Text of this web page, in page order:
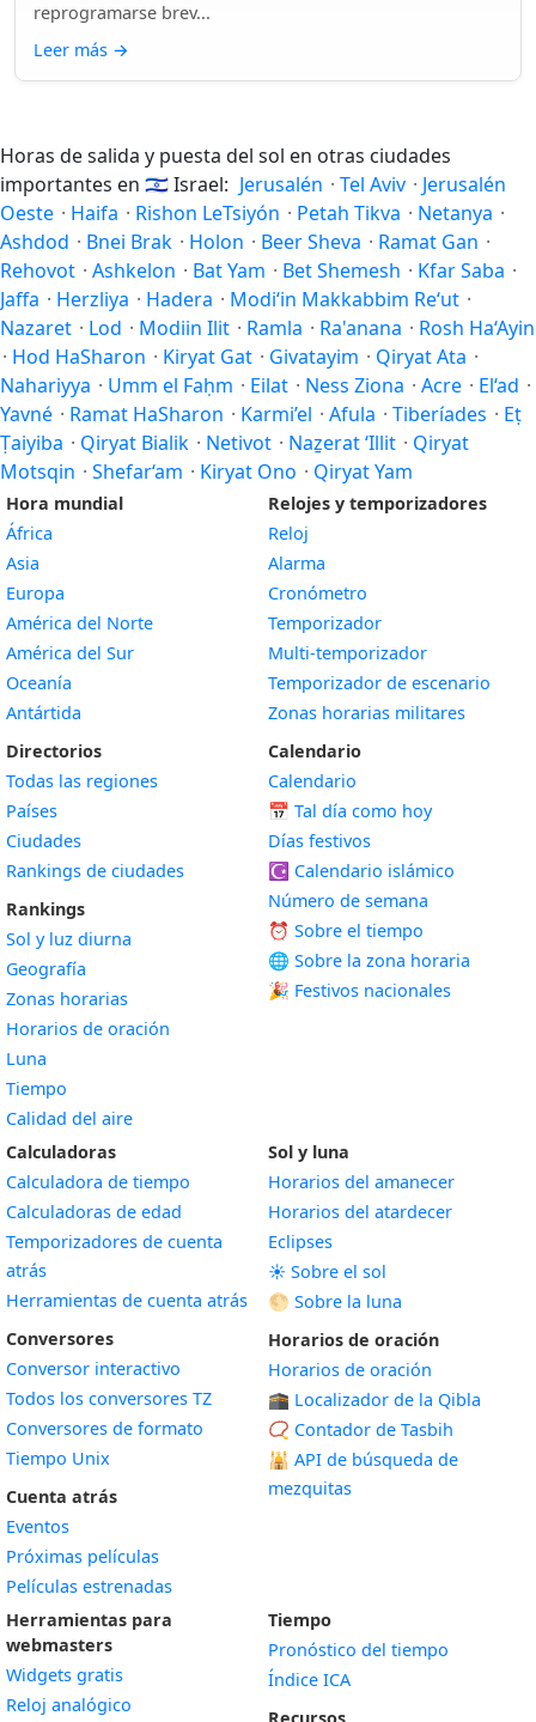
reprogramarse brev...
Leer más →
Horas de salida y puesta del sol en otras ciudades
importantes en 🇮🇱Israel: Jerusalén · Tel Aviv · Jerusalén
Oeste · Haifa · Rishon LeTsiyón · Petah Tikva · Netanya ·
Ashdod · Bnei Brak · Holon · Beer Sheva · Ramat Gan ·
Rehovot · Ashkelon · Bat Yam · Bet Shemesh · Kfar Saba ·
Jaffa · Herzliya · Hadera · Modi‘in Makkabbim Re‘ut ·
Nazaret · Lod · Modiin Ilit · Ramla · Ra'anana · Rosh Ha‘Ayin
· Hod HaSharon · Kiryat Gat · Givatayim · Qiryat Ata ·
Nahariyya · Umm el Faḥm · Eilat · Ness Ziona · Acre · El‘ad ·
Yavné · Ramat HaSharon · Karmi’el · Afula · Tiberíades · Eṭ
Ṭaiyiba · Qiryat Bialik · Netivot · Naẕerat ‘Illit · Qiryat
Motsqin · Shefar‘am · Kiryat Ono · Qiryat Yam
Hora mundial
África
Asia
Europa
América del Norte
América del Sur
Oceanía
Antártida
Directorios
Todas las regiones
Países
Ciudades
Rankings de ciudades
Rankings
Sol y luz diurna
Geografía
Zonas horarias
Horarios de oración
Luna
Tiempo
Calidad del aire
Relojes y temporizadores
Reloj
Alarma
Cronómetro
Temporizador
Multi-temporizador
Temporizador de escenario
Zonas horarias militares
Calendario
Calendario
📅 Tal día como hoy
Días festivos
☪️ Calendario islámico
Número de semana
⏰ Sobre el tiempo
🌐 Sobre la zona horaria
🎉 Festivos nacionales
Calculadoras
Calculadora de tiempo
Calculadoras de edad
Temporizadores de cuenta
atrás
Herramientas de cuenta atrás
Conversores
Conversor interactivo
Todos los conversores TZ
Conversores de formato
Tiempo Unix
Cuenta atrás
Eventos
Próximas películas
Películas estrenadas
Sol y luna
Horarios del amanecer
Horarios del atardecer
Eclipses
☀️ Sobre el sol
🌕 Sobre la luna
Horarios de oración
Horarios de oración
🕋 Localizador de la Qibla
📿 Contador de Tasbih
🕌 API de búsqueda de
mezquitas
Herramientas para
webmasters
Widgets gratis
Reloj analógico
Tiempo
Pronóstico del tiempo
Índice ICA